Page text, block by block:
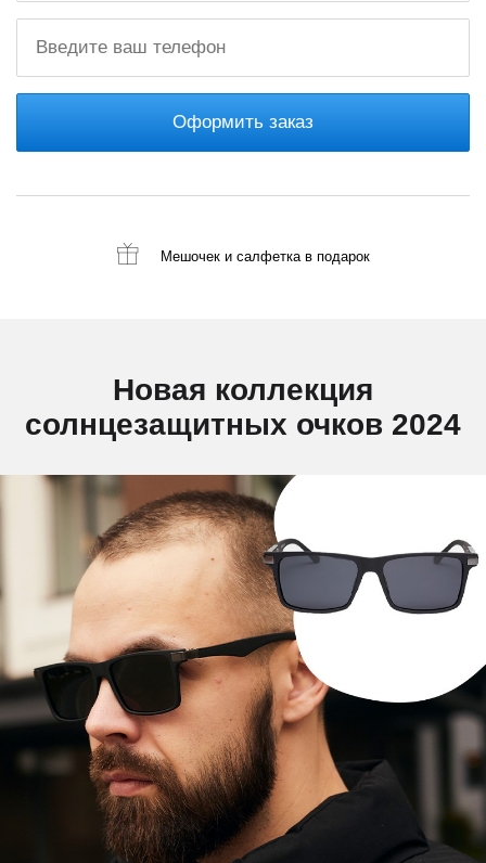
Оформить заказ
Мешочек и салфеткав подарок
Новая коллекция
солнцезащитных очков 2024